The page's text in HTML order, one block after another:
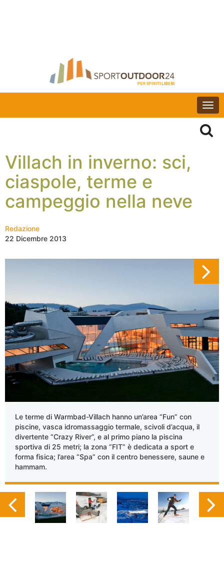
Villach in inverno: sci,
ciaspole, terme e
campeggio nella neve
Redazione
22 Dicembre 2013
Le terme di Warmbad-Villach hanno un’area “Fun” con
piscine, vasca idromassaggio termale, scivoli d’acqua, il
divertente “Crazy River”, e al primo piano la piscina
sportiva di 25 metri; la zona “FIT” è dedicata a sport e
forma fisica; l’area “Spa” con il centro benessere, saune e
hammam.